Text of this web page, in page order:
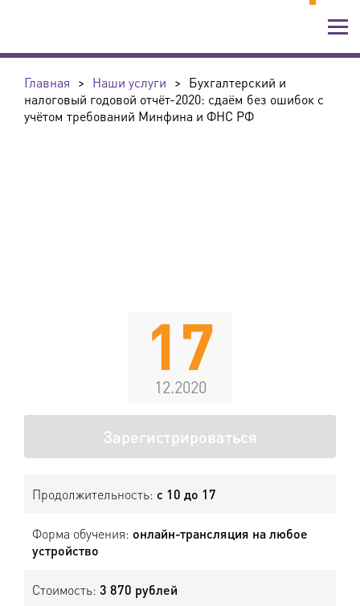
Главная > Наши услуги > Бухгалтерский и
налоговый годовой отчёт-2020: сдаём без ошибок с
учётом требований Минфина и ФНС РФ
17
12.2020
Зарегистрироваться
Продолжительность: с 10 до 17
Форма обучения: онлайн-трансляция на любое
устройство
Стоимость: 3 870 рублей